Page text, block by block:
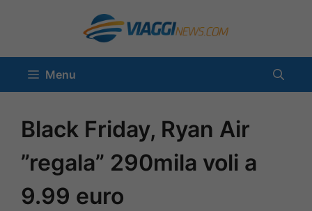
contenuto
Menu
Black Friday, Ryan Air
”regala” 290mila voli a
9.99 euro